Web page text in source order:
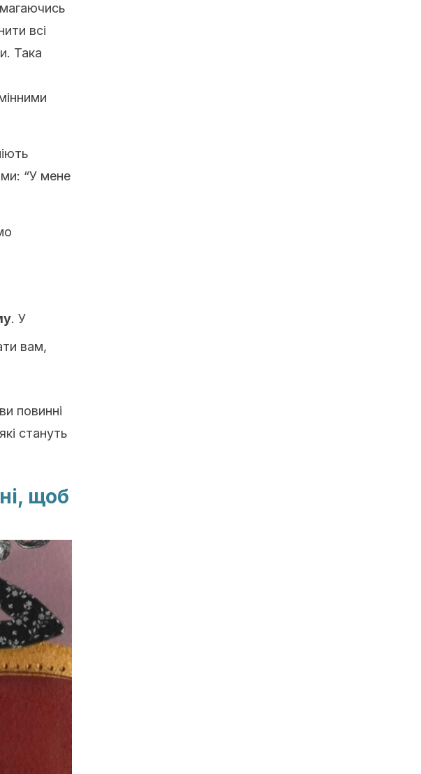
всі
Така
“У мене
. У
вам,
повинні
стануть
щоб